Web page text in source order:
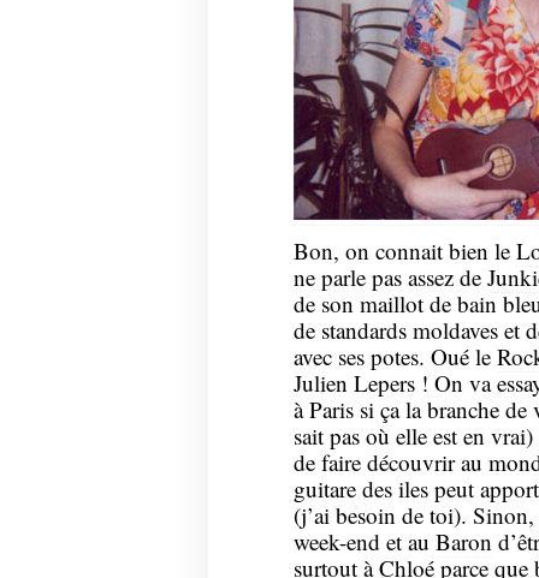
Bon, on connait bien le
ne parle pas assez de
de son maillot de bain
de standards moldaves et
avec ses potes. Oué le
Julien Lepers ! On va
à Paris si ça la branche
sait pas où elle est en
de faire découvrir au
guitare des iles peut
(j’ai besoin de toi).
week-end et au Baron
surtout àChloéparce